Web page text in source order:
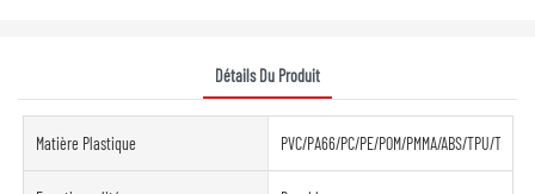
Détails Du Produit
Matière Plastique PVC/PA66/PC/PE/POM/PMMA/ABS/TPU/TPE/